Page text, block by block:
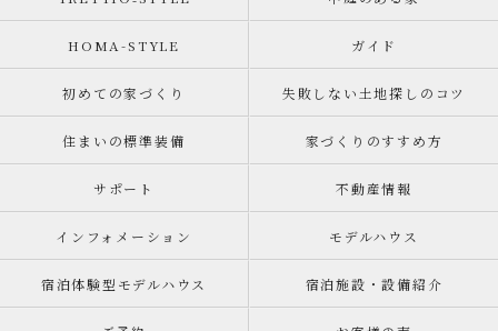
HOMA-STYLE ガイド
初めての家づくり 失敗しない土地探しのコツ
住まいの標準装備 家づくりのすすめ方
サポート 不動産情報
インフォメーション モデルハウス
宿泊体験型モデルハウス 宿泊施設・設備紹介